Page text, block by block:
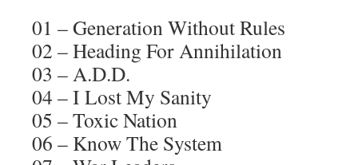
01 – Generation Without Rules
02 – Heading For Annihilation
03 – A.D.D.
04 – I Lost My Sanity
05 – Toxic Nation
06 – Know The System